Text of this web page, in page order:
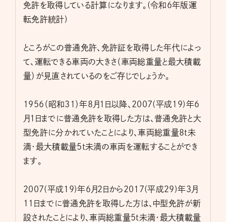
免許を取得している計算になります。(令和6年版運
転免許統計)
ところがこの普通免許、免許証を取得した年代によっ
て、運転できる車両の大きさ（車両総重量と最大積載
量）が見直されているのをご存じでしょうか。
1956（昭和31）年8月1日以降、2007(平成19)年6
月1日までに普通免許を取得した方は、普通免許と大
型免許に分かれていたことにより、車両総重量8t未
満・最大積載量5t未満の車両を運転することができ
ます。
2007(平成19)年6月2日から2017(平成29)年3月
11日までに普通免許を取得した方は、中型免許が新
設されたことにより、車両総重量5t未満・最大積載量